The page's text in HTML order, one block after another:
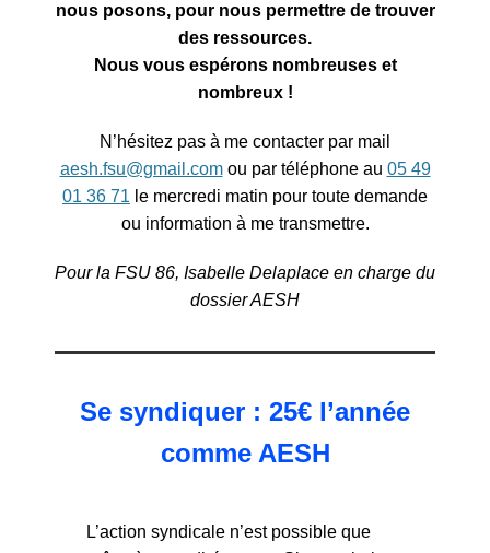
nous posons, pour nous permettre de trouver
des ressources.
Nous vous espérons nombreuses et
nombreux !
N’hésitez pas à me contacter par mail
aesh.fsu@gmail.comou par téléphone au 05 49
01 36 71 le mercredi matin pour toute demande
ou information à me transmettre.
Pour la FSU 86, Isabelle Delaplace en charge du
dossier AESH
Se syndiquer : 25€ l’année
comme AESH
L’action syndicale n’est possible que